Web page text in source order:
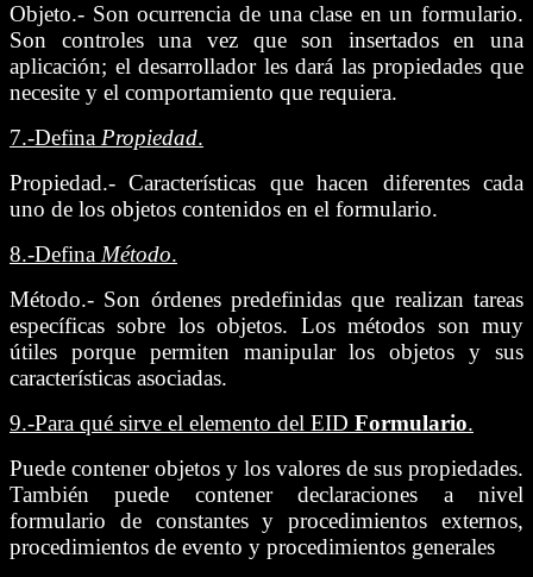
Objeto.- Son ocurrencia de una clase en un formulario.
Son controles una vez que son insertados en una
aplicación; el desarrollador les dará las propiedades que
necesite y el comportamiento que requiera.
7.-Defina Propiedad.
Propiedad.- Características que hacen diferentes cada
uno de los objetos contenidos en el formulario.
8.-Defina Método.
Método.- Son órdenes predefinidas que realizan tareas
específicas sobre los objetos. Los métodos son muy
útiles porque permiten manipular los objetos y sus
características asociadas.
9.-Para qué sirve el elemento del EID Formulario.
Puede contener objetos y los valores de sus propiedades.
También puede contener declaraciones a nivel
formulario de constantes y procedimientos externos,
procedimientos de evento y procedimientos generales